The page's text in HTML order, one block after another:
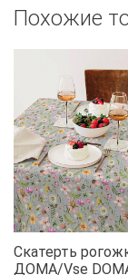
Похожие
Скатерть
ДОМА/Vse